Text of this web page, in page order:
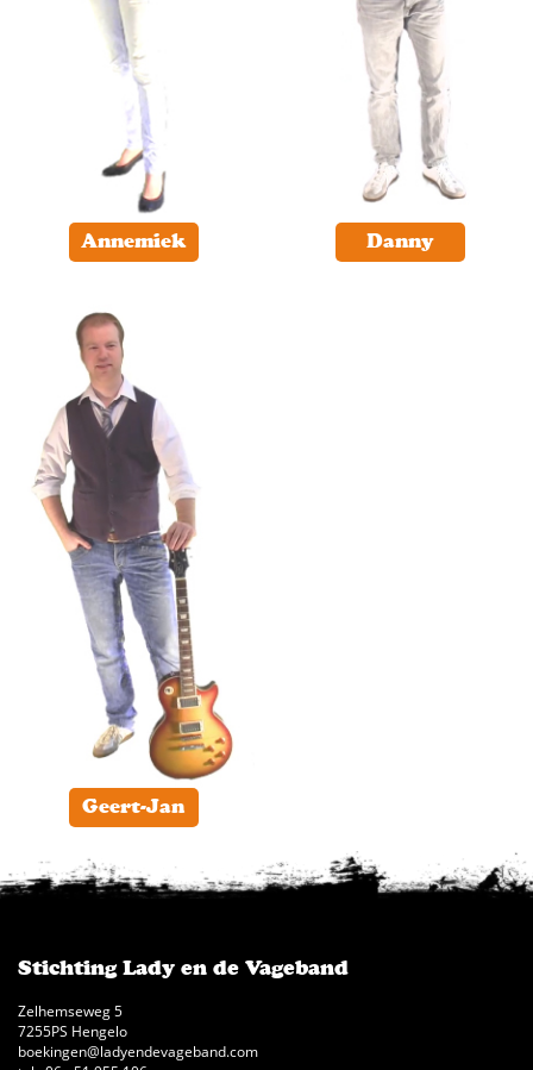
Annemiek Danny
Geert-Jan
Stichting Lady en de Vageband
Zelhemseweg 5
7255PS Hengelo
boekingen@ladyendevageband.com